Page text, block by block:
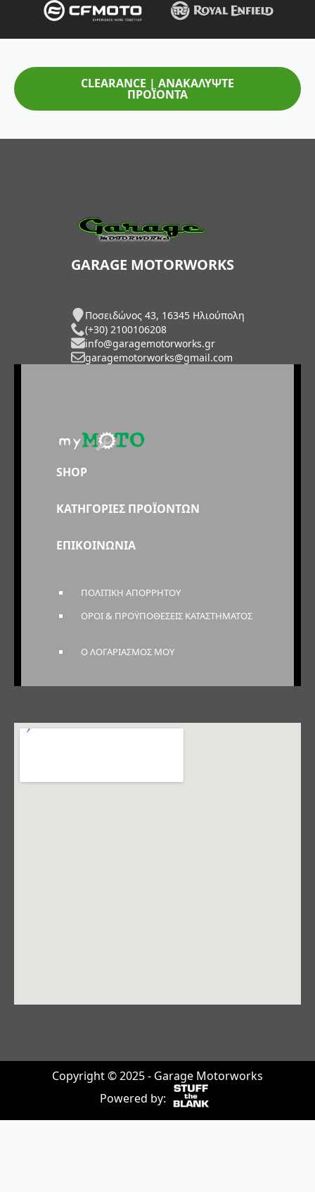
CLEARANCE | ΑΝΑΚΑΛΥΨΤΕ
ΠΡΟΪΟΝΤΑ
GARAGE MOTORWORKS
Ποσειδώνος 43, 16345 Ηλιούπολη
(+30) 2100106208
info@garagemotorworks.gr
garagemotorworks@gmail.com
SHOP
ΚΑΤΗΓΟΡΙΕΣ ΠΡΟΪΟΝΤΩΝ
ΕΠΙΚΟΙΝΩΝΙΑ
ΠΟΛΙΤΙΚΗ ΑΠΟΡΡΗΤΟΥ
ΟΡΟΙ & ΠΡΟΫΠΟΘΕΣΕΙΣ ΚΑΤΑΣΤΗΜΑΤΟΣ
Ο ΛΟΓΑΡΙΑΣΜΟΣ ΜΟΥ
Copyright © 2025 - Garage Motorworks
Powered by: